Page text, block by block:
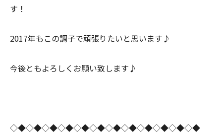
す！
2017年もこの調子で頑張りたいと思います♪
今後ともよろしくお願い致します♪
◇◆◇◆◇◆◇◆◇◆◇◆◇◆◇◆◇◆◇◆◇◆◇◆